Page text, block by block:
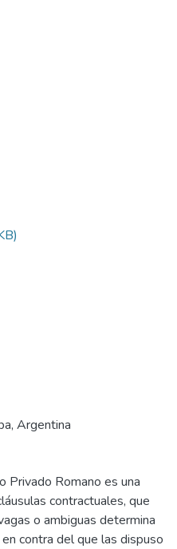
Argentina
Privado Romano es una
contractuales, que
o ambiguas determina
contra del que las dispuso